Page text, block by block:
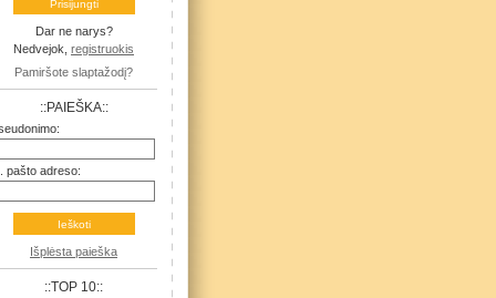
Dar ne narys?
Nedvejok, registruokis
Pamiršote slaptažodį?
::PAIEŠKA::
pašto adreso:
Išplėsta paieška
::TOP 10::